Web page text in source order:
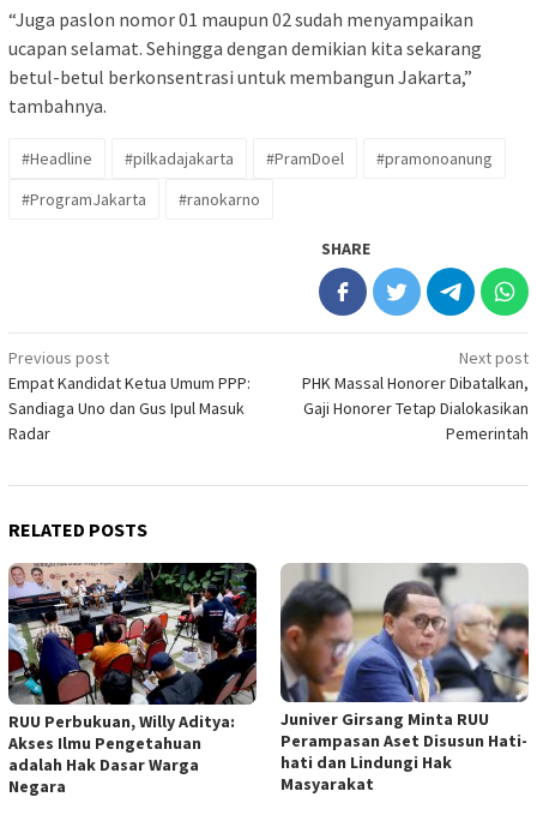
“Juga paslon nomor 01 maupun 02 sudah menyampaikan
ucapan selamat. Sehingga dengan demikian kita sekarang
betul-betul berkonsentrasi untuk membangun Jakarta,”
tambahnya.
#Headline #pilkadajakarta #PramDoel
#pramonoanung
#ProgramJakarta
#ranokarno
SHARE
Post
navigation
Previous post
Empat Kandidat Ketua Umum PPP:
Sandiaga Uno dan Gus Ipul Masuk
Radar
Next post
PHK Massal Honorer Dibatalkan,
Gaji Honorer Tetap Dialokasikan
Pemerintah
RELATED POSTS
RUU Perbukuan, Willy Aditya:
Akses Ilmu Pengetahuan
adalah Hak Dasar Warga
Negara
Juniver Girsang Minta RUU
Perampasan Aset Disusun Hati-
hati dan Lindungi Hak
Masyarakat